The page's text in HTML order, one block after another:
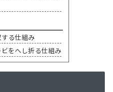
る仕組み
をへし折る仕組み